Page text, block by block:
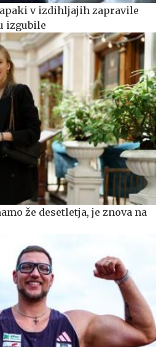
v izdihljajih zapravile
izgubile
že desetletja, je znova na